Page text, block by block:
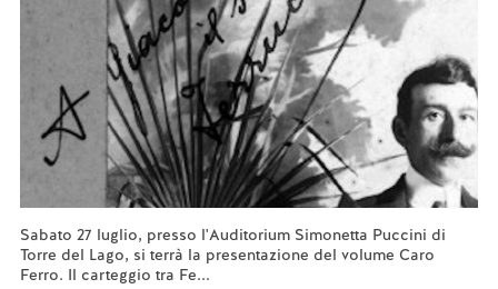
Sabato 27 luglio, presso l'Auditorium Simonetta Puccini di
Torre del Lago, si terrà la presentazione del volume Caro
Ferro. Il carteggio tra Fe...